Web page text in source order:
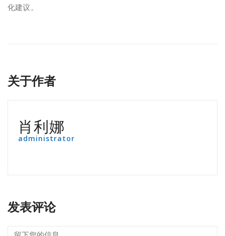
化建议。
关于作者
肖利娜
administrator
发表评论